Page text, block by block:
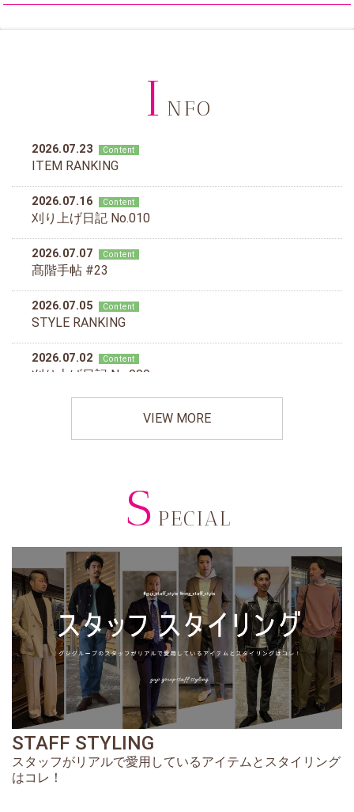
I NFO
VIEW MORE
S PECIAL
STAFF STYLING
スタッフがリアルで愛用しているアイテムとスタイリング
はコレ！